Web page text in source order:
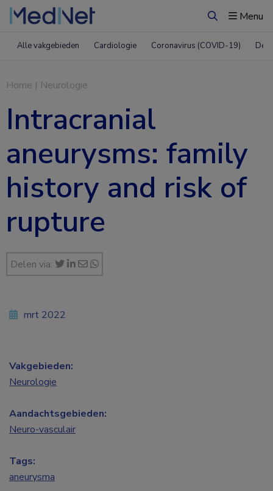
ZoekenMenu
Alle vakgebieden Cardiologie Coronavirus (COVID-19)
Home | Neurologie
Intracranial
aneurysms: family
history and risk of
rupture
Delen via:
mrt 2022
Vakgebieden:
Neurologie
Aandachtsgebieden:
Neuro-vasculair
Tags:
aneurysma